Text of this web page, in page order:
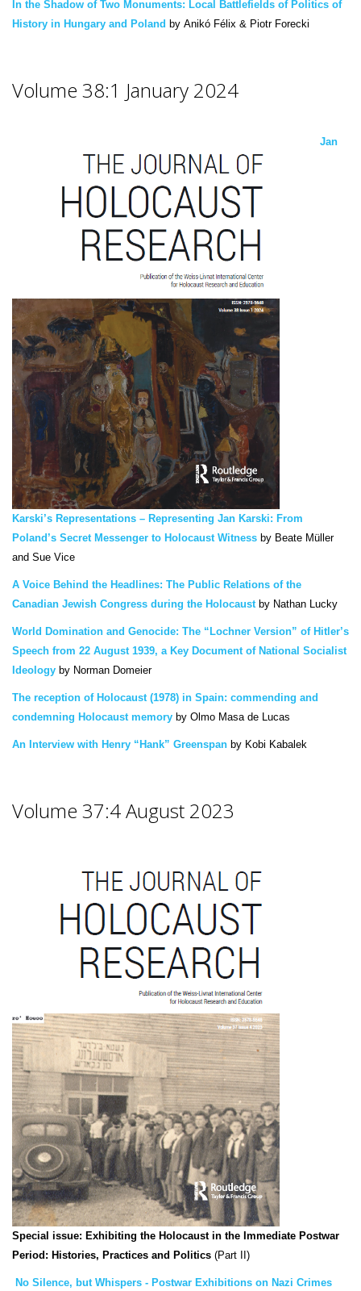
In the Shadow of Two Monuments: Local Battlefields of Politics of
History in Hungary and Poland by Anikó Félix & Piotr Forecki
Volume 38:1 January 2024
Jan
Karski’s Representations – Representing Jan Karski: From
Poland’s Secret Messenger to Holocaust Witness by Beate Müller
and Sue Vice
A Voice Behind the Headlines: The Public Relations of the
Canadian Jewish Congress during the Holocaust by Nathan Lucky
World Domination and Genocide: The “Lochner Version” of Hitler’s
Speech from 22 August 1939, a Key Document of National Socialist
Ideology by Norman Domeier
The reception of Holocaust (1978) in Spain: commending and
condemning Holocaust memory by Olmo Masa de Lucas
An Interview with Henry “Hank” Greenspan by Kobi Kabalek
Volume 37:4 August 2023
Special issue: Exhibiting the Holocaust in the Immediate Postwar
Period: Histories, Practices and Politics (Part II)
No Silence, but Whispers - Postwar Exhibitions on Nazi Crimes